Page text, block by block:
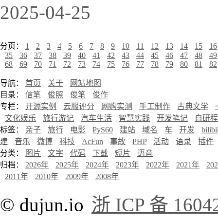
2025-04-25
分页： 1 2 3 4 5 6 7 8 9 10 11 12 13 14 15
16
35
36 37 38 39 40 41 42 43 44 45 46 47 48
49
68
69 70 71 72 73 74 75 76 77 78 79 80 81 82
导航： 首页 关于
网站地图
目录： 信笔 俊照 俊笔
俊作
专栏： 开源实例 云服评分 网购实测 手工制作 古典文学
文化娱乐
旅行游记 汽车生活 智慧实践 开发笔记
自研
标签： 亲子 旅行 电影 PyS60 建站 域名 车 开发
建
音乐 微博 科技 AcFun 事故 PHP 活动 语录
插件
分类：
图片 文字 代码 下载 短片
语音
归档： 2026年 2025年 2024年 2023年 2022年 2021年
2011年
2010年 2009年 2008年
© dujun.io 浙 ICP 备